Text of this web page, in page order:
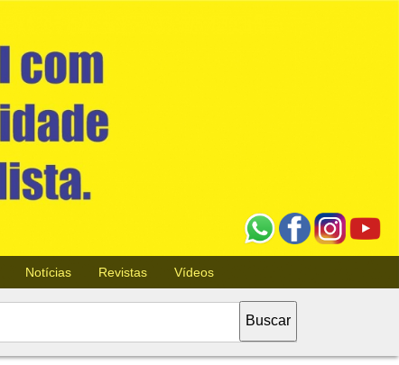
Notícias Revistas Vídeos